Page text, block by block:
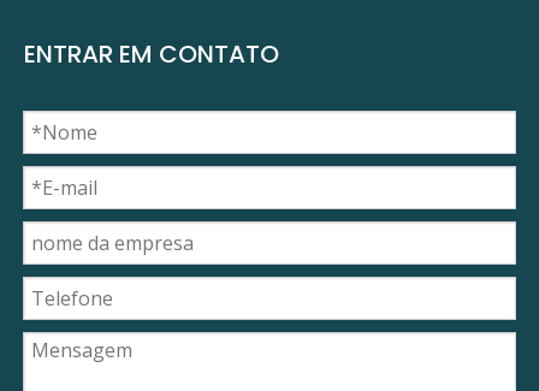
ENTRAR EM CONTATO